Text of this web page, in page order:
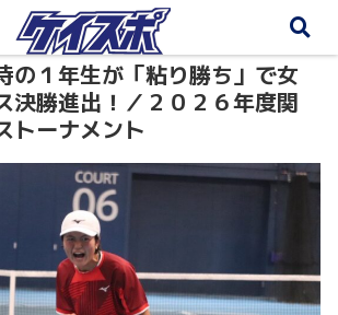
の１年生が「粘り勝ち」で女
決勝進出！／２０２６年度関
トーナメント